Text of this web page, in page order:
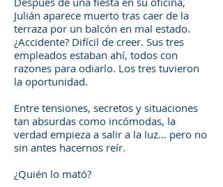
Julián aparece muerto tras caer de la
terraza por un balcón en mal estado.
¿Accidente? Difícil de creer. Sus tres
empleados estaban ahí, todos con
razones para odiarlo. Los tres tuvieron
la oportunidad.
Entre tensiones, secretos y situaciones
tan absurdas como incómodas, la
verdad empieza a salir a la luz… pero no
sin antes hacernos reír.
¿Quién lo mató?